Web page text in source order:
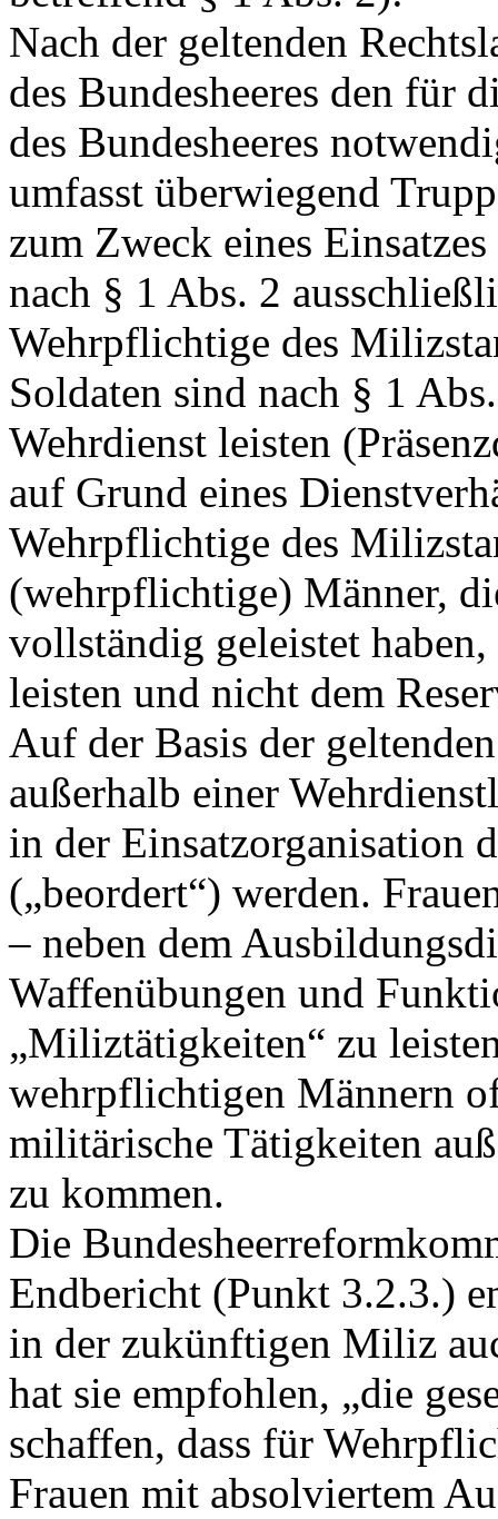
Nach der geltenden
des Bundesheeres den für
des Bundesheeres
umfasst überwiegend
zum Zweck eines
nach § 1 Abs. 2
Wehrpflichtige des
Soldaten sind nach § 1
Wehrdienst leisten
auf Grund eines
Wehrpflichtige des
(wehrpflichtige) Männer,
vollständig geleistet
leisten und nicht dem
Auf der Basis der
außerhalb einer
in der Einsatzorganisation
(„beordert“) werden.
– neben dem
Waffenübungen und
„Miliztätigkeiten“ zu
wehrpflichtigen Männern
militärische Tätigkeiten
zu kommen.
Die
Endbericht (Punkt 3.2.3.)
in der zukünftigen Miliz
hat sie empfohlen, „die
schaffen, dass für
Frauen mit absolviertem